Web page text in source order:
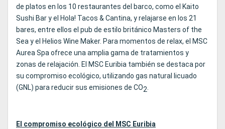
de platos en los 10 restaurantes del barco, como el Kaito
Sushi Bar y el Hola! Tacos & Cantina, y relajarse en los 21
bares, entre ellos el pub de estilo británico Masters of the
Sea y el Helios Wine Maker. Para momentos de relax, el MSC
Aurea Spa ofrece una amplia gama de tratamientos y
zonas de relajación. El MSC Euribia también se destaca por
su compromiso ecológico, utilizando gas natural licuado
(GNL) para reducir sus emisiones de CO2.
El compromiso ecológico del MSC Euribia